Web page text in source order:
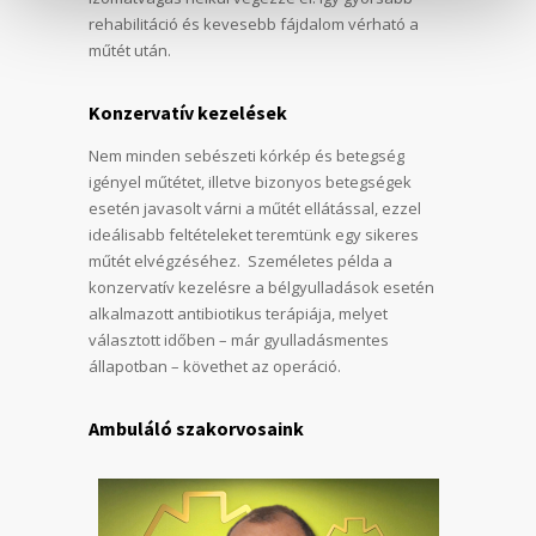
rehabilitáció és kevesebb fájdalom vérható a
műtét után.
Konzervatív kezelések
Nem minden sebészeti kórkép és betegség
igényel műtétet, illetve bizonyos betegségek
esetén javasolt várni a műtét ellátással, ezzel
ideálisabb feltételeket teremtünk egy sikeres
műtét elvégzéséhez. Személetes példa a
konzervatív kezelésre a bélgyulladások esetén
alkalmazott antibiotikus terápiája, melyet
választott időben – már gyulladásmentes
állapotban – követhet az operáció.
Ambuláló szakorvosaink